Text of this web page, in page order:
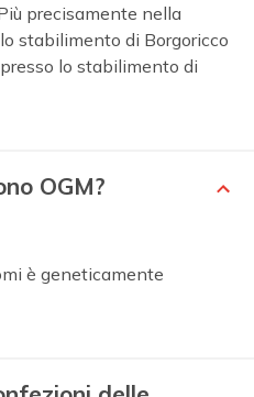
precisamente nella
stabilimento di Borgoricco
lo stabilimento di
OGM?
è geneticamente